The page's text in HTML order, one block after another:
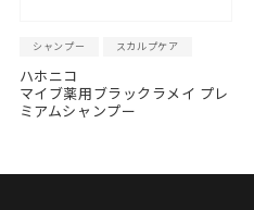
シャンプー スカルプケア
ハホニコ
マイブ薬用ブラックラメイ プレ
ミアムシャンプー